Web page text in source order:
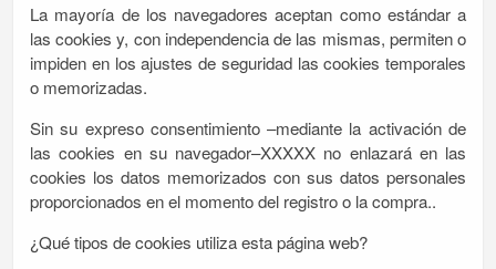
La mayoría de los navegadores aceptan como estándar a
las cookies y, con independencia de las mismas, permiten o
impiden en los ajustes de seguridad las cookies temporales
o memorizadas.
Sin su expreso consentimiento –mediante la activación de
las cookies en su navegador–XXXXX no enlazará en las
cookies los datos memorizados con sus datos personales
proporcionados en el momento del registro o la compra..
¿Qué tipos de cookies utiliza esta página web?